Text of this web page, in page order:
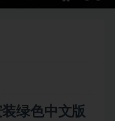
绿色中文版